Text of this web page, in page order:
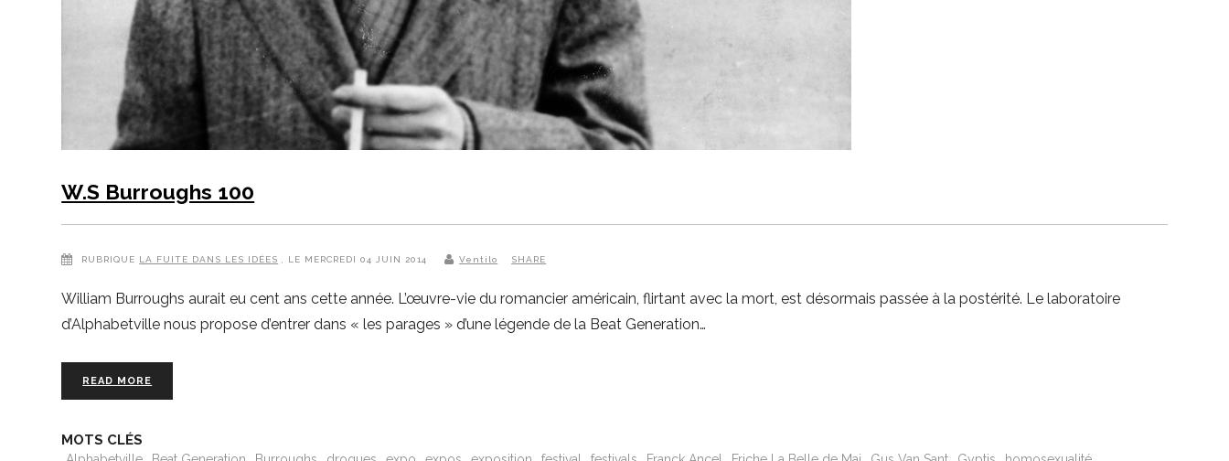
W.S Burroughs 100
RUBRIQUE LA FUITE DANS LES IDÉES , LE MERCREDI 04 JUIN 2014 Ventilo SHARE
William Burroughs aurait eu cent ans cette année. L’œuvre-vie du romancier américain, flirtant avec la mort, est désormais passée à la postérité. Le laboratoire
d’Alphabetville nous propose d’entrer dans « les parages » d’une légende de la Beat Generation…
READ MORE
MOTS CLÉS